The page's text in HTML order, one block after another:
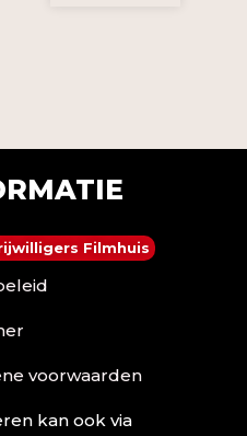
Filmhuis
voorwaarden
kan ook via